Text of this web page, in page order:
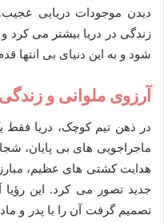
دیدن موجودات دریایی
زندگی در دریا بیشتر می کرد
شود و به این دنیای بی انتها
آرزوی ملوانی و زندگی
در ذهن تیم کوچک، دریا فقط
ماجراجویی های بی پایان،
هدایت کشتی های عظیم،
جدید تصور می کرد. این
تصمیم گرفت آن را با پدر و